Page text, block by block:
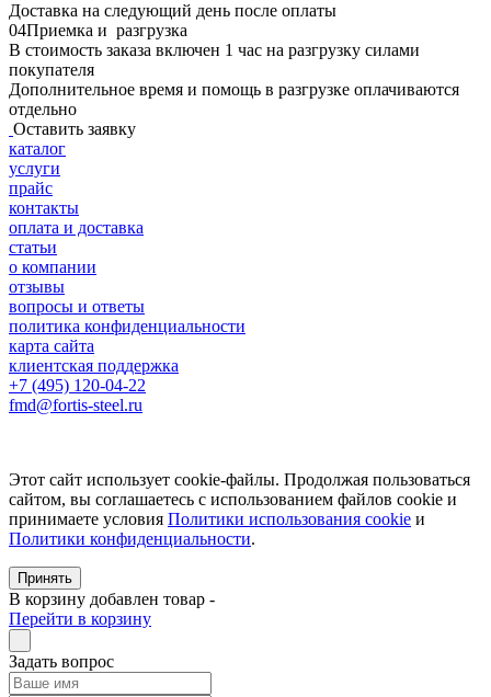
Доставка на следующий день после оплаты
04Приемка и разгрузка
В стоимость заказа включен 1 час на разгрузку силами
покупателя
Дополнительное время и помощь в разгрузке оплачиваются
отдельно
Оставить заявку
каталог
услуги
прайс
контакты
оплата и доставка
статьи
о компании
отзывы
вопросы и ответы
политика конфиденциальности
карта сайта
клиентская поддержка
+7 (495) 120-04-22
fmd@fortis-steel.ru
Этот сайт использует cookie-файлы. Продолжая пользоваться
сайтом, вы соглашаетесь с использованием файлов cookie и
принимаете условия Политики использования cookie и
Политики конфиденциальности.
Принять
В корзину добавлен товар -
Перейти в корзину
Задать вопрос